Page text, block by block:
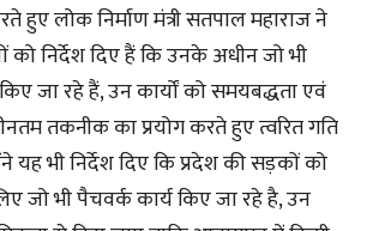
हुए लोक निर्माण मंत्री सतपाल महाराज ने
को निर्देश दिए हैं कि उनके अधीन जो भी
जा रहे हैं, उन कार्यों को समयबद्धता एवं
तकनीक का प्रयोग करते हुए त्वरित गति
यह भी निर्देश दिए कि प्रदेश की सड़कों को
जो भी पैचवर्क कार्य किए जा रहे है, उन